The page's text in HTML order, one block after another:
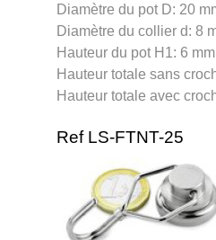
Diamètre du pot D: 20
Diamètre du collier d: 8
Hauteur du pot H1: 6 mm
Hauteur totale sans
Hauteur totale avec
Ref LS-FTNT-25